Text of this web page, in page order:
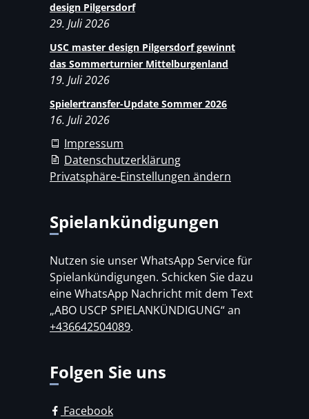
design Pilgersdorf
29. Juli 2026
USC master design Pilgersdorf gewinnt
das Sommerturnier Mittelburgenland
19. Juli 2026
Spielertransfer-Update Sommer 2026
16. Juli 2026
Impressum
Datenschutzerklärung
Privatsphäre-Einstellungen ändern
Spielankündigungen
Nutzen sie unser WhatsApp Service für
Spielankündigungen. Schicken Sie dazu
eine WhatsApp Nachricht mit dem Text
„ABO USCP SPIELANKÜNDIGUNG“ an
+436642504089.
Folgen Sie uns
Facebook